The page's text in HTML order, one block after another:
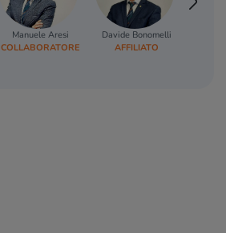
Manuele Aresi
COLLABORATORE
Davide Bonomelli
AFFILIATO